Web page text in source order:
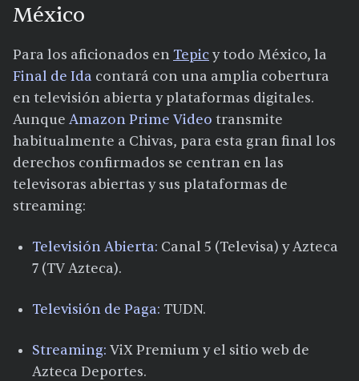
México
Para los aficionados enTepicy todo México, la
Final de Ida contará con una amplia cobertura
en televisión abierta y plataformas digitales.
Aunque Amazon Prime Video transmite
habitualmente a Chivas, para esta gran final los
derechos confirmados se centran en las
televisoras abiertas y sus plataformas de
streaming:
Televisión Abierta: Canal 5 (Televisa) y Azteca
7 (TV Azteca).
Televisión de Paga: TUDN.
Streaming: ViX Premium y el sitio web de
Azteca Deportes.​